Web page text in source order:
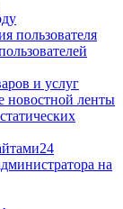
пользователя
и услуг
новостной ленты
на